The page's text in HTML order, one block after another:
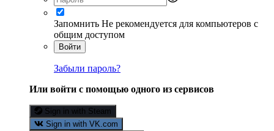
Запомнить Не рекомендуется для компьютеров с
общим доступом
Войти
Забыли пароль?
Или войти с помощью одного из сервисов
Sign in with Steam
Sign in with VK.com